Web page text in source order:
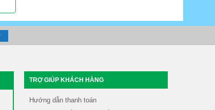
TRỢ GIÚP KHÁCH HÀNG
Hướng dẫn thanh toán